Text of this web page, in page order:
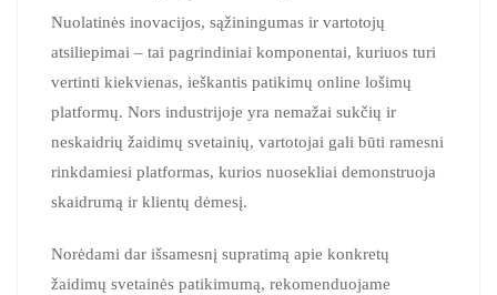
Nuolatinės inovacijos, sąžiningumas ir vartotojų
atsiliepimai – tai pagrindiniai komponentai, kuriuos turi
vertinti kiekvienas, ieškantis patikimų online lošimų
platformų. Nors industrijoje yra nemažai sukčių ir
neskaidrių žaidimų svetainių, vartotojai gali būti ramesni
rinkdamiesi platformas, kurios nuosekliai demonstruoja
skaidrumą ir klientų dėmesį.
Norėdami dar išsamesnį supratimą apie konkretų
žaidimų svetainės patikimumą, rekomenduojame